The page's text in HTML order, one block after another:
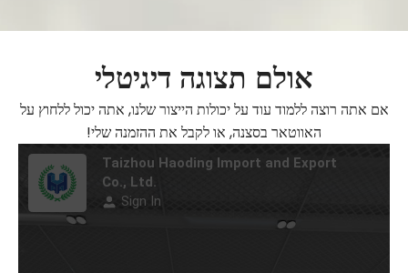
אולם תצוגה דיגיטלי
אם אתה רוצה ללמוד עוד על יכולות הייצור שלנו, אתה יכול ללחוץ על
האווטאר בסצנה, או לקבל את ההזמנה שלי!